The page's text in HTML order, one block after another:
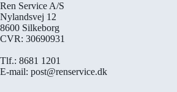
Ren Service A/S
Nylandsvej 12
8600 Silkeborg
CVR: 30690931
Tlf.: 8681 1201
E-mail: post@renservice.dk